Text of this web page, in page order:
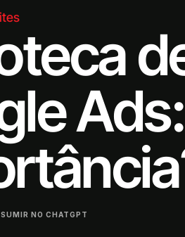
NO CHATGPT